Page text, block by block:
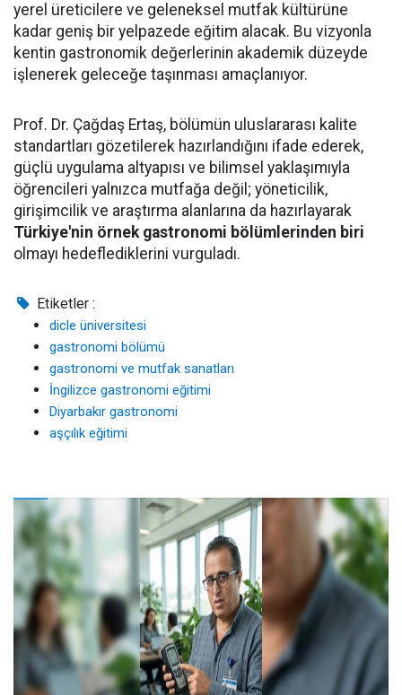
yerel üreticilere ve geleneksel mutfak kültürüne
kadar geniş bir yelpazede eğitim alacak. Bu vizyonla
kentin gastronomik değerlerinin akademik düzeyde
işlenerek geleceğe taşınması amaçlanıyor.
Prof. Dr. Çağdaş Ertaş, bölümün uluslararası kalite
standartları gözetilerek hazırlandığını ifade ederek,
güçlü uygulama altyapısı ve bilimsel yaklaşımıyla
öğrencileri yalnızca mutfağa değil; yöneticilik,
girişimcilik ve araştırma alanlarına da hazırlayarak
Türkiye'nin örnek gastronomi bölümlerinden biri
olmayı hedeflediklerini vurguladı.
Etiketler :
dicle üniversitesi
gastronomi bölümü
gastronomi ve mutfak sanatları
İngilizce gastronomi eğitimi
Diyarbakır gastronomi
aşçılık eğitimi